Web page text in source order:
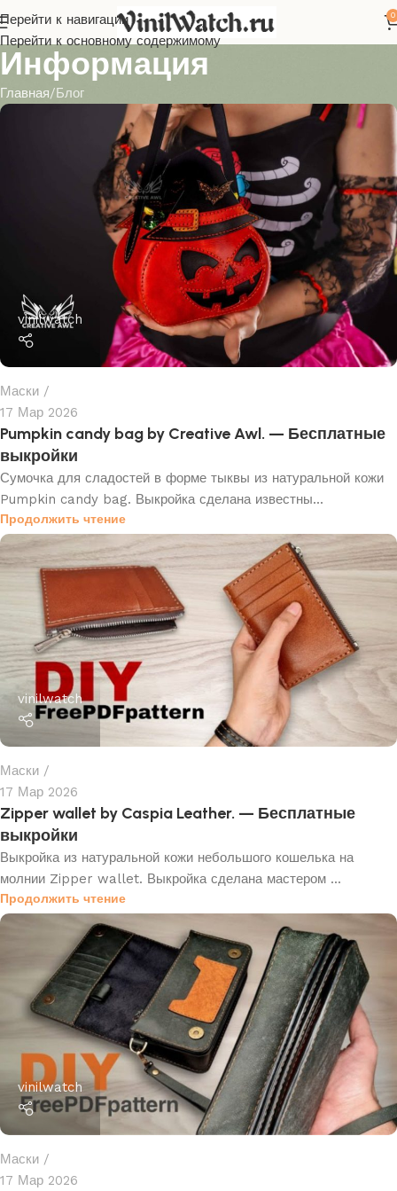
Перейти к навигации
Перейти к основному содержимому
0
Информация
Главная Блог
vinilwatch
Маски
17 Мар 2026
Pumpkin candy bag by Creative Awl. — Бесплатные
выкройки
Сумочка для сладостей в форме тыквы из натуральной кожи
Pumpkin candy bag. Выкройка сделана известны...
Продолжить чтение
vinilwatch
Маски
17 Мар 2026
Zipper wallet by Caspia Leather. — Бесплатные
выкройки
Выкройка из натуральной кожи небольшого кошелька на
молнии Zipper wallet. Выкройка сделана мастером ...
Продолжить чтение
vinilwatch
Маски
17 Мар 2026